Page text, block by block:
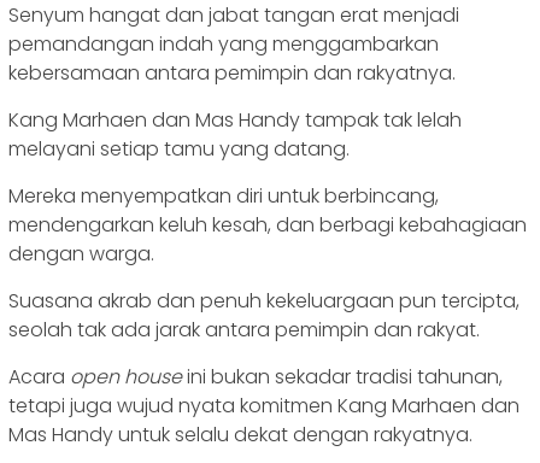
Senyum hangat dan jabat tangan erat menjadi
pemandangan indah yang menggambarkan
kebersamaan antara pemimpin dan rakyatnya.
Kang Marhaen dan Mas Handy tampak tak lelah
melayani setiap tamu yang datang.
Mereka menyempatkan diri untuk berbincang,
mendengarkan keluh kesah, dan berbagi kebahagiaan
dengan warga.
Suasana akrab dan penuh kekeluargaan pun tercipta,
seolah tak ada jarak antara pemimpin dan rakyat.
Acara open houseini bukan sekadar tradisi tahunan,
tetapi juga wujud nyata komitmen Kang Marhaen dan
Mas Handy untuk selalu dekat dengan rakyatnya.